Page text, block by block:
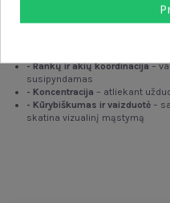
- Rankų ir akių koordinacija–
susipyndamas
- Koncentracija – atliekant
- Kūrybiškumas ir vaizduotė –
skatina vizualinį mąstymą